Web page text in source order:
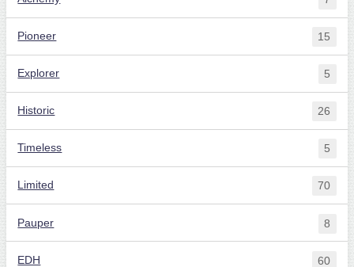
Pioneer 15
Explorer 5
Historic 26
Timeless 5
Limited 70
Pauper 8
EDH 60